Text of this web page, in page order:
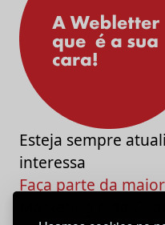
Esteja sempre
interessa
Faça parte da